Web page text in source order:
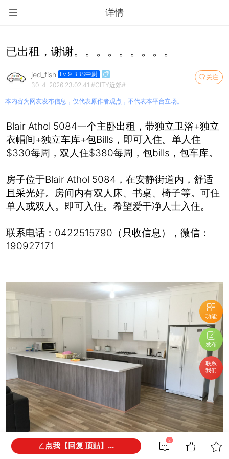
详情
功能
发布
联系
我们
已出租，谢谢。。。。。。。。。
关注
jed_fish Lv.9 BBS中尉
30-4-2026 23:02:41 #CITY近郊#
本内容为网友发布信息，仅代表原作者观点，不代表本平台立场。
Blair Athol 5084一个主卧出租，带独立卫浴+独立
衣帽间+独立车库+包Bills，即可入住。单人住
$330每周，双人住$380每周，包bills，包车库。
房子位于Blair Athol 5084，在安静街道内，舒适
且采光好。房间内有双人床、书桌、椅子等。可住
单人或双人。即可入住。希望爱干净人士入住。
联系电话：0422515790（只收信息），微信：
190927171
2
点我【回复 顶贴】...